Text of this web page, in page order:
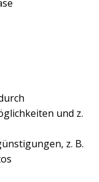
und z.
z. B.